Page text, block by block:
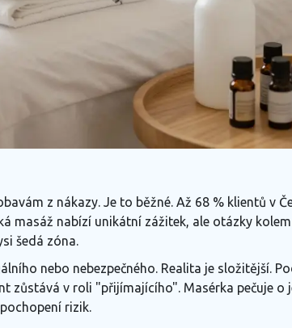
z nákazy. Je to běžné. Až 68 % klientů v
masáž nabízí unikátní zážitek, ale otázky
šedá zóna.
nebo nebezpečného. Realita je složitější.
zůstává v roli "přijímajícího". Masérka pečuje o
rizik.